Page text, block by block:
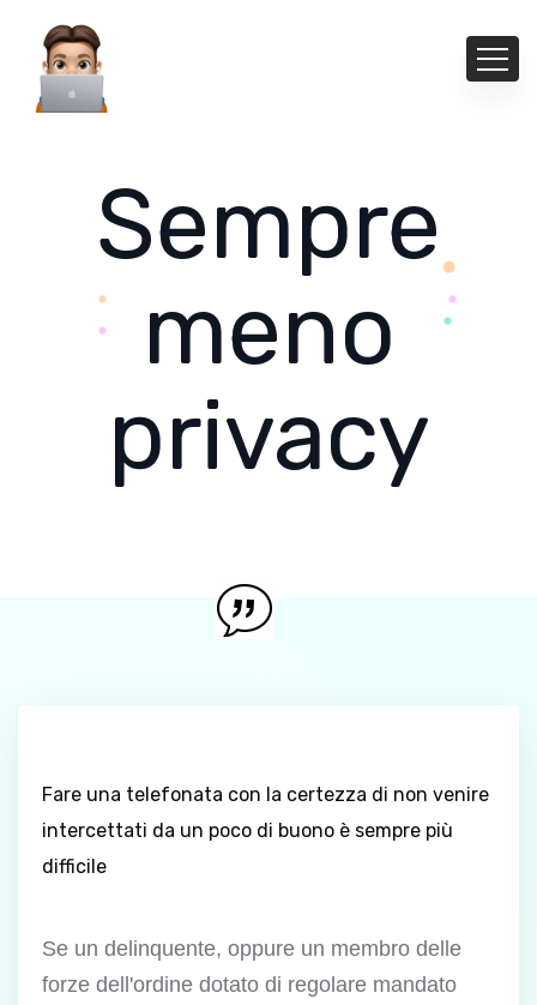
Sempre
meno
privacy
Fare una telefonata con la certezza di non venire
intercettati da un poco di buono è sempre più
difficile
Se un delinquente, oppure un membro delle
forze dell'ordine dotato di regolare mandato